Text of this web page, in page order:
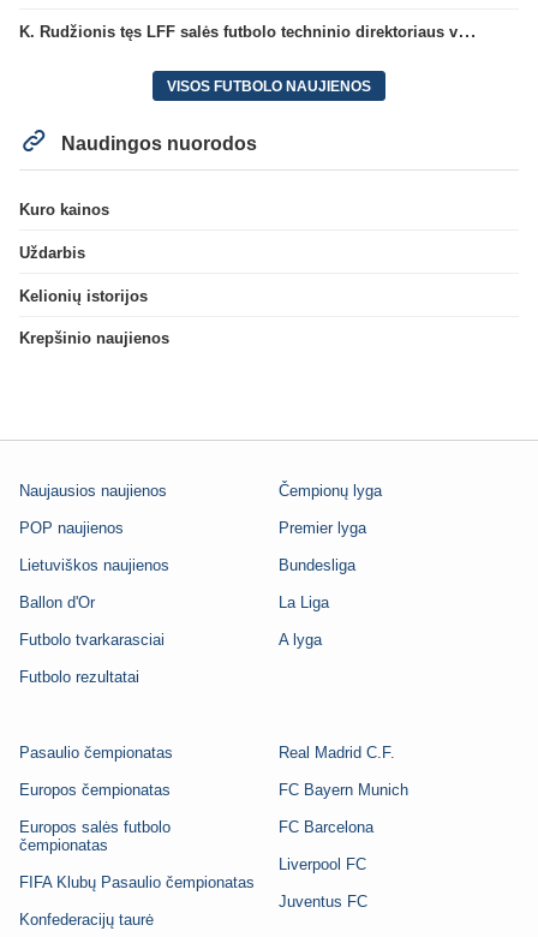
K. Rudžionis tęs LFF salės futbolo techninio direktoriaus veiklą
VISOS FUTBOLO NAUJIENOS
Naudingos nuorodos
Kuro kainos
Uždarbis
Kelionių istorijos
Krepšinio naujienos
Naujausios naujienos
POP naujienos
Lietuviškos naujienos
Ballon d'Or
Futbolo tvarkarasciai
Futbolo rezultatai
Čempionų lyga
Premier lyga
Bundesliga
La Liga
A lyga
Pasaulio čempionatas
Europos čempionatas
Europos salės futbolo
čempionatas
FIFA Klubų Pasaulio čempionatas
Konfederacijų taurė
Real Madrid C.F.
FC Bayern Munich
FC Barcelona
Liverpool FC
Juventus FC